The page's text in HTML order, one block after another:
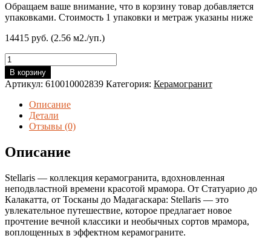
Обращаем ваше внимание, что в корзину товар добавляется
упаковками. Стоимость 1 упаковки и метраж указаны ниже
14415 руб. (2.56 м2./уп.)
Количество
товара
Италон
Стелларис
Калакатта
Голд
80*160
м2/
кор.,
шт.)
Матовый
В корзину
Артикул: 610010002839 Категория: Керамогранит
Описание
Детали
Отзывы (0)
Описание
Stellaris — коллекция керамогранита, вдохновленная
неподвластной времени красотой мрамора. От Статуарио до
Калакатта, от Тосканы до Мадагаскара: Stellaris — это
увлекательное путешествие, которое предлагает новое
прочтение вечной классики и необычных сортов мрамора,
воплощенных в эффектном керамограните.